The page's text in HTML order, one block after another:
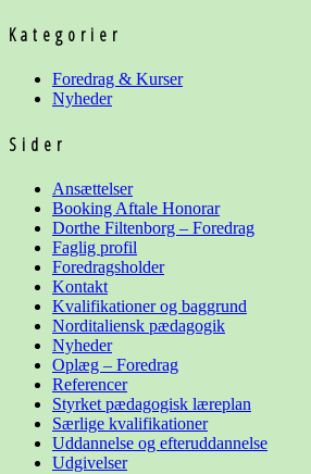
Kategorier
Foredrag & Kurser
Nyheder
Sider
Ansættelser
Booking Aftale Honorar
Dorthe Filtenborg – Foredrag
Faglig profil
Foredragsholder
Kontakt
Kvalifikationer og baggrund
Norditaliensk pædagogik
Nyheder
Oplæg – Foredrag
Referencer
Styrket pædagogisk læreplan
Særlige kvalifikationer
Uddannelse og efteruddannelse
Udgivelser